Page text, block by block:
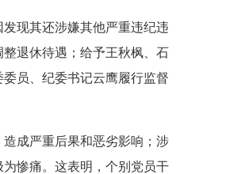
现其还涉嫌其他严重违纪违
退休待遇；给予王秋枫、石
员、纪委书记云鹰履行监督
成严重后果和恶劣影响；涉
惨痛。这表明，个别党员干